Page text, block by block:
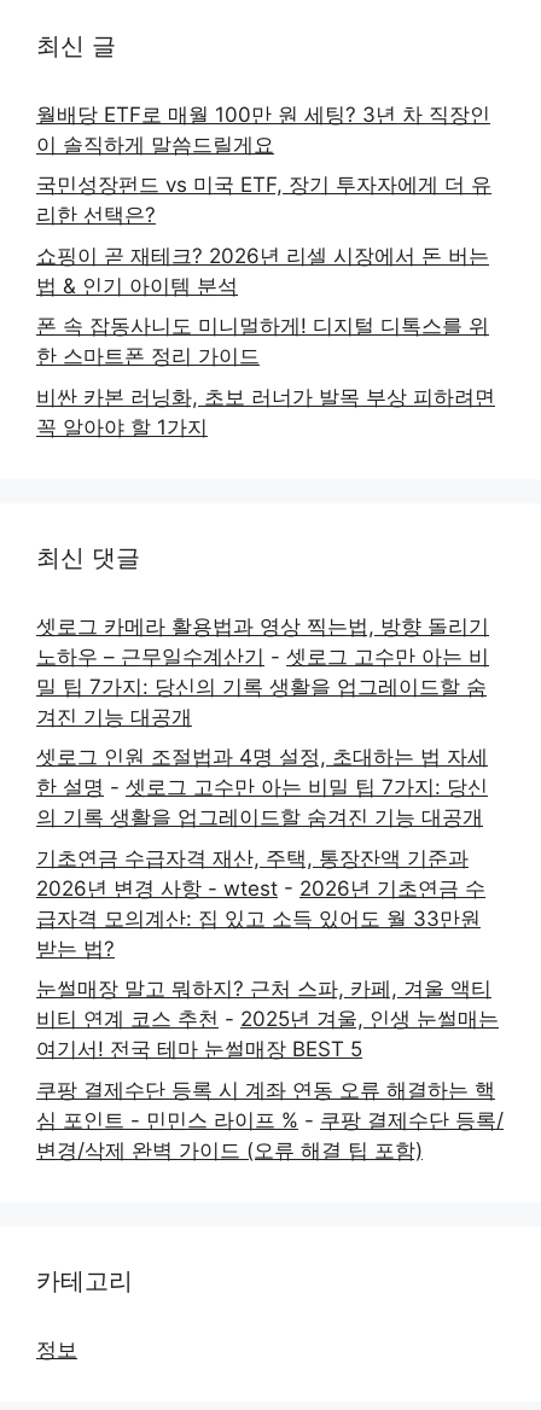
최신 글
월배당 ETF로 매월 100만 원 세팅? 3년 차 직장인
이 솔직하게 말씀드릴게요
국민성장펀드 vs 미국 ETF, 장기 투자자에게 더 유
리한 선택은?
쇼핑이 곧 재테크? 2026년 리셀 시장에서 돈 버는
법 & 인기 아이템 분석
폰 속 잡동사니도 미니멀하게! 디지털 디톡스를 위
한 스마트폰 정리 가이드
비싼 카본 러닝화, 초보 러너가 발목 부상 피하려면
꼭 알아야 할 1가지
최신 댓글
셋로그 카메라 활용법과 영상 찍는법, 방향 돌리기
노하우 – 근무일수계산기 - 셋로그 고수만 아는 비
밀 팁 7가지: 당신의 기록 생활을 업그레이드할 숨
겨진 기능 대공개
셋로그 인원 조절법과 4명 설정, 초대하는 법 자세
한 설명 - 셋로그 고수만 아는 비밀 팁 7가지: 당신
의 기록 생활을 업그레이드할 숨겨진 기능 대공개
기초연금 수급자격 재산, 주택, 통장잔액 기준과
2026년 변경 사항 - wtest - 2026년 기초연금 수
급자격 모의계산: 집 있고 소득 있어도 월 33만원
받는 법?
눈썰매장 말고 뭐하지? 근처 스파, 카페, 겨울 액티
비티 연계 코스 추천 - 2025년 겨울, 인생 눈썰매는
여기서! 전국 테마 눈썰매장 BEST 5
쿠팡 결제수단 등록 시 계좌 연동 오류 해결하는 핵
심 포인트 - 민민스 라이프 % - 쿠팡 결제수단 등록/
변경/삭제 완벽 가이드 (오류 해결 팁 포함)
카테고리
정보